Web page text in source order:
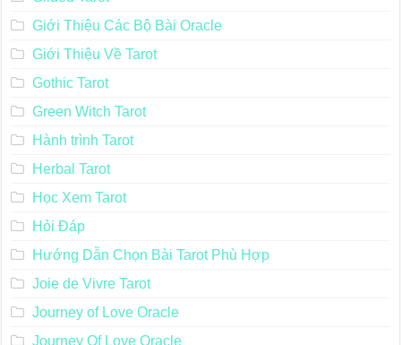
Giới Thiệu Các Bộ Bài Oracle
Giới Thiệu Về Tarot
Gothic Tarot
Green Witch Tarot
Hành trình Tarot
Herbal Tarot
Học Xem Tarot
Hỏi Đáp
Hướng Dẫn Chọn Bài Tarot Phù Hợp
Joie de Vivre Tarot
Journey of Love Oracle
Journey Of Love Oracle